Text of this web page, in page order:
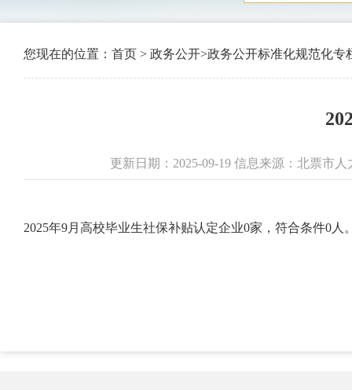
您现在的位置： 首页 > 政务公开>政务公开标准化规范化专
更新日期：2025-09-19 信息来源：北票市
2025年9月高校毕业生社保补贴认定企业0家，符合条件0人